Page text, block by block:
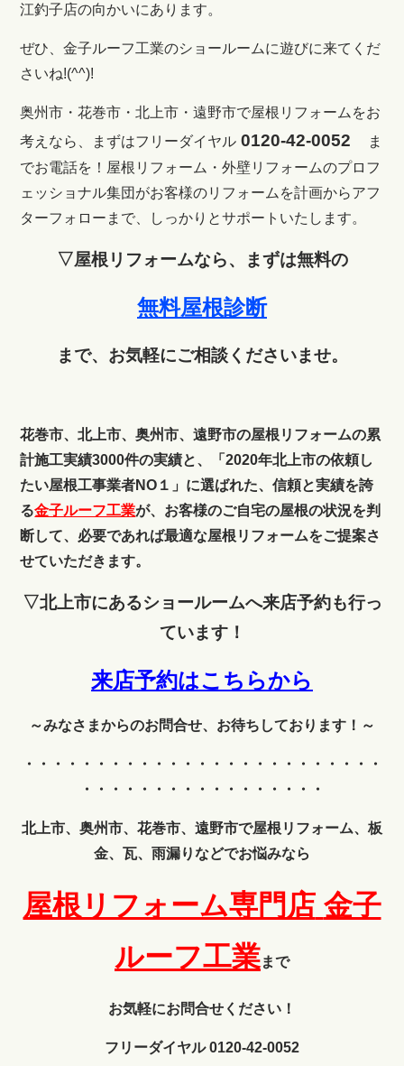
江釣子店の向かいにあります。
ぜひ、金子ルーフ工業のショールームに遊びに来てくだ
さいね!(^^)!
奥州市・花巻市・北上市・遠野市で屋根リフォームをお
考えなら、まずはフリーダイヤル 0120-42-0052
ま
でお電話を！ 屋根リフォーム・外壁リフォームのプロフ
ェッショナル集団がお客様のリフォームを計画からアフ
ターフォローまで、しっかりとサポートいたします。
▽屋根リフォームなら、まずは無料の
無料屋根診断
まで、お気軽にご相談くださいませ。
花巻市、北上市、奥州市、遠野市の屋根リフォームの累
計施工実績3000件の実績と、「2020年北上市の依頼し
たい屋根工事業者NO１」に選ばれた、信頼と実績を誇
る金子ルーフ工業が、お客様のご自宅の屋根の状況を判
断して、必要であれば最適な屋根リフォームをご提案さ
せていただきます。
▽北上市にあるショールームへ来店予約も行っ
ています！
来店予約はこちらから
～みなさまからのお問合せ、お待ちしております！～
・・・・・・・・・・・・
・・・・・・・・・・・・・
・・・・・・・・・・・・・・・・・
北上市、奥州市、花巻市、遠野市で屋根リフォーム、板
金、瓦、雨漏りなどでお悩みなら
屋根リフォーム専門店 金子
ルーフ工業まで
お気軽にお問合せください！
フリーダイヤル 0120-42-0052